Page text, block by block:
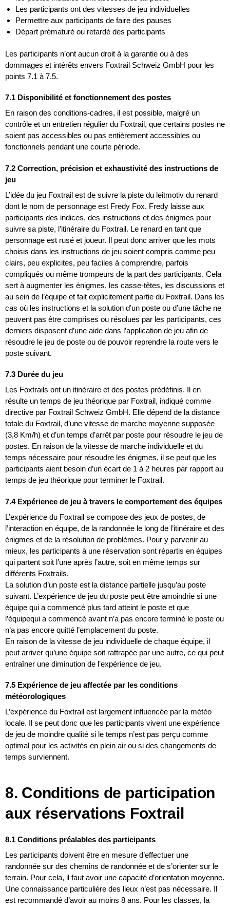
Les participants ont des vitesses de jeu individuelles
Permettre aux participants de faire des pauses
Départ prématuré ou retardé des participants
Les participants n’ont aucun droit à la garantie ou à des
dommages et intérêts envers Foxtrail Schweiz GmbH pour les
points 7.1 à 7.5.
7.1 Disponibilité et fonctionnement des postes
En raison des conditions-cadres, il est possible, malgré un
contrôle et un entretien régulier du Foxtrail, que certains postes ne
soient pas accessibles ou pas entièrement accessibles ou
fonctionnels pendant une courte période.
7.2 Correction, précision et exhaustivité des instructions de
jeu
L’idée du jeu Foxtrail est de suivre la piste du leitmotiv du renard
dont le nom de personnage est Fredy Fox. Fredy laisse aux
participants des indices, des instructions et des énigmes pour
suivre sa piste, l’itinéraire du Foxtrail. Le renard en tant que
personnage est rusé et joueur. Il peut donc arriver que les mots
choisis dans les instructions de jeu soient compris comme peu
clairs, peu explicites, peu faciles à comprendre, parfois
compliqués ou même trompeurs de la part des participants. Cela
sert à augmenter les énigmes, les casse-têtes, les discussions et
au sein de l’équipe et fait explicitement partie du Foxtrail. Dans les
cas où les instructions et la solution d’un poste ou d’une tâche ne
peuvent pas être comprises ou résolues par les participants, ces
derniers disposent d’une aide dans l’application de jeu afin de
résoudre le jeu de poste ou de pouvoir reprendre la route vers le
poste suivant.
7.3 Durée du jeu
Les Foxtrails ont un itinéraire et des postes prédéfinis. Il en
résulte un temps de jeu théorique par Foxtrail, indiqué comme
directive par Foxtrail Schweiz GmbH. Elle dépend de la distance
totale du Foxtrail, d’une vitesse de marche moyenne supposée
(3,8 Km/h) et d’un temps d’arrêt par poste pour résoudre le jeu de
postes. En raison de la vitesse de marche individuelle et du
temps nécessaire pour résoudre les énigmes, il se peut que les
participants aient besoin d’un écart de 1 à 2 heures par rapport au
temps de jeu théorique pour terminer le Foxtrail.
7.4 Expérience de jeu à travers le comportement des équipes
L’expérience du Foxtrail se compose des jeux de postes, de
l’interaction en équipe, de la randonnée le long de l’itinéraire et des
énigmes et de la résolution de problèmes. Pour y parvenir au
mieux, les participants à une réservation sont répartis en équipes
qui partent soit l’une après l’autre, soit en même temps sur
différents Foxtrails.
La solution d’un poste est la distance partielle jusqu’au poste
suivant. L’expérience de jeu du poste peut être amoindrie si une
équipe qui a commencé plus tard atteint le poste et que
l’équipequi a commencé avant n’a pas encore terminé le poste ou
n’a pas encore quitté l’emplacement du poste.
En raison de la vitesse de jeu individuelle de chaque équipe, il
peut arriver qu’une équipe soit rattrapée par une autre, ce qui peut
entraîner une diminution de l’expérience de jeu.
7.5 Expérience de jeu affectée par les conditions
météorologiques
L’expérience du Foxtrail est largement influencée par la météo
locale. Il se peut donc que les participants vivent une expérience
de jeu de moindre qualité si le temps n’est pas perçu comme
optimal pour les activités en plein air ou si des changements de
temps surviennent.
8. Conditions de participation
aux réservations Foxtrail
8.1 Conditions préalables des participants
Les participants doivent être en mesure d’effectuer une
randonnée sur des chemins de randonnée et de s’orienter sur le
terrain. Pour cela, il faut avoir une capacité d’orientation moyenne.
Une connaissance particulière des lieux n’est pas nécessaire. Il
est recommandé d’avoir au moins 8 ans. Pour les classes, la